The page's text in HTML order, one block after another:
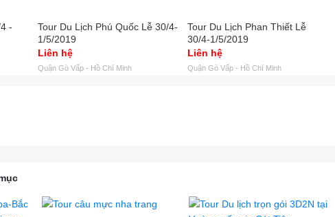
-
Tour Du Lịch Phú Quốc Lễ 30/4-
1/5/2019
Liên hệ
Quận Gò Vấp - Hồ Chí Minh
Tour Du Lịch Phan Thiết Lễ
30/4-1/5/2019
Liên hệ
Quận Gò Vấp - Hồ Chí Minh